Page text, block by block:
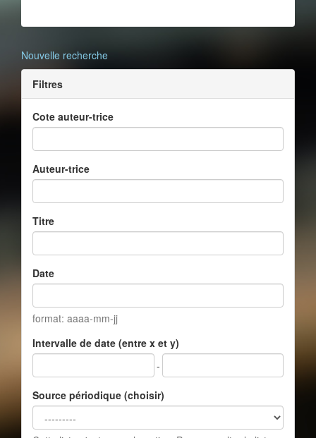
Nouvelle recherche
Filtres
Cote auteur-trice
Auteur-trice
Titre
Date
format: aaaa-mm-jj
Intervalle de date (entre x et y)
-
Source périodique (choisir)